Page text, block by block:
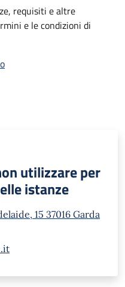
requisiti e altre
e le condizioni di
utilizzare per
istanze
15 37016 Garda